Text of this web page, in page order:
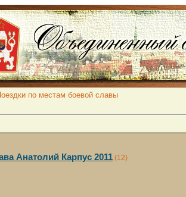
по местам боевой славы
Анатолий Карпус 2011 (12)